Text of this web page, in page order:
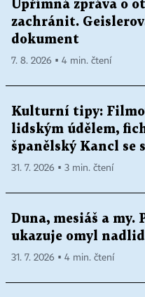
Upřímná zpráva o
zachránit.
dokument
7. 8. 2026 ▪ 4 min. čtení
Kulturní tipy:
lidským údělem,
španělský Kancl se
31. 7. 2026 ▪ 3 min. čtení
Duna, mesiáš a
ukazuje omyl
31. 7. 2026 ▪ 4 min. čtení